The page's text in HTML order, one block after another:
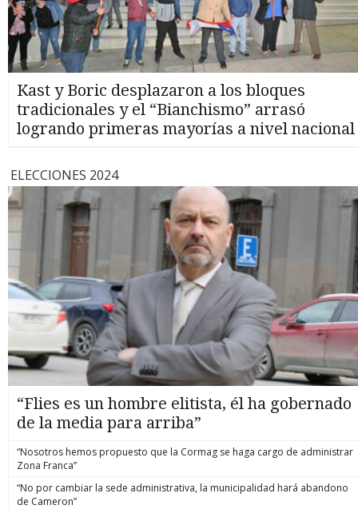
Kast y Boric desplazaron a los bloques
tradicionales y el “Bianchismo” arrasó
logrando primeras mayorías a nivel nacional
ELECCIONES 2024
“Flies es un hombre elitista, él ha gobernado
de la media para arriba”
“Nosotros hemos propuesto que la Cormag se haga cargo de administrar
Zona Franca”
“No por cambiar la sede administrativa, la municipalidad hará abandono
de Cameron”